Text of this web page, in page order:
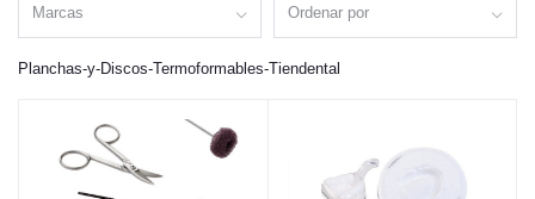
Marcas Ordenar por
Planchas-y-Discos-Termoformables-Tiendental